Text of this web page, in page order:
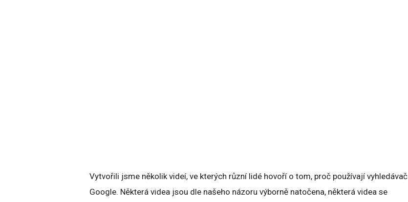
Vytvořili jsme několik videí, ve kterých různí lidé hovoří o tom, proč používají vyhledávač
Google. Některá videa jsou dle našeho názoru výborně natočena, některá videa se